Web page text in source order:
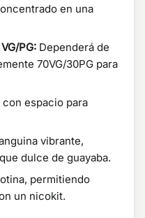
en una
PG: Dependerá de
70VG/30PG para
con espacio para
vibrante,
dulce de guayaba.
permitiendo
un nicokit.